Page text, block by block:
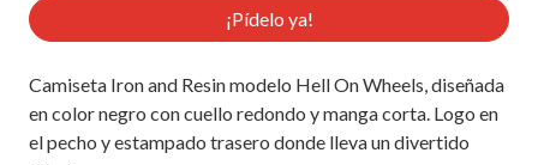
¡Pídelo ya!
Camiseta Iron and Resin modelo Hell On Wheels, diseñada
en color negro con cuello redondo y manga corta. Logo en
el pecho y estampado trasero donde lleva un divertido